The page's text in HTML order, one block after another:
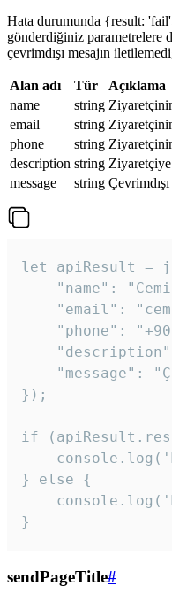
Hata durumunda {result:
gönderdiğiniz parametrelere
çevrimdışı mesajın
Alan adı Tür
Açıklama
name
string
email
string
phone
string
description string
message
string
let apiResult =
"name":
"email":
"phone":
"message":
});
if
} else {
}
sendPageTitle#